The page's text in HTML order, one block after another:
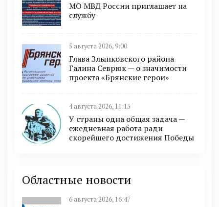
МО МВД России приглашает на
службу
5 августа 2026, 9:00
Глава Злынковского района
Галина Севрюк — о значимости
проекта «Брянские герои»
4 августа 2026, 11:15
У страны одна общая задача —
ежедневная работа ради
скорейшего достижения Победы
Областные новости
6 августа 2026, 16:47